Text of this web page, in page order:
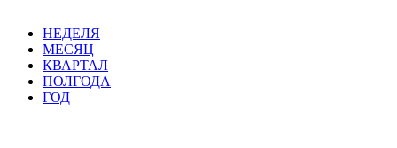
НЕДЕЛЯ
МЕСЯЦ
КВАРТАЛ
ПОЛГОДА
ГОД